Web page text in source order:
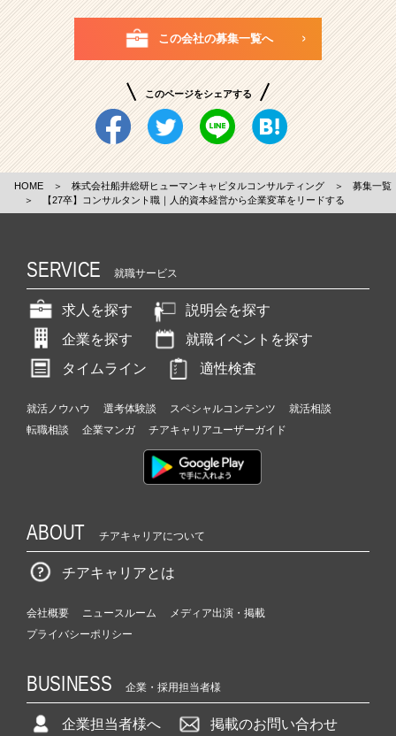
この会社の募集一覧へ
このページをシェアする
HOME ＞ 株式会社船井総研ヒューマンキャピタルコンサルティング ＞
募集一覧
＞
【27卒】コンサルタント職｜人的資本経営から企業変革をリードする
SERVICE 就職サービス
求人を探す
説明会を探す
企業を探す
就職イベントを探す
タイムライン
適性検査
就活ノウハウ 選考体験談 スペシャルコンテンツ
就活相談
転職相談
企業マンガ チアキャリアユーザーガイド
ABOUT チアキャリアについて
チアキャリアとは
会社概要 ニュースルーム
メディア出演・掲載
プライバシーポリシー
BUSINESS 企業・採用担当者様
企業担当者様へ 掲載のお問い合わせ